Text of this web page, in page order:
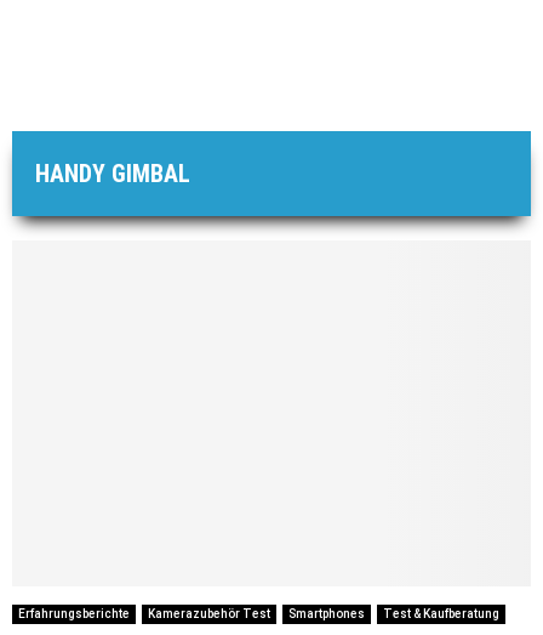
HANDY GIMBAL
Erfahrungsberichte Kamerazubehör Test Smartphones Test & Kaufberatung